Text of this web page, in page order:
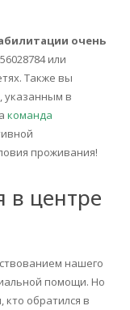
очень
или
Также вы
указанным в
команда
проживания!
в центре
нашего
помощи. Но
кто обратился в